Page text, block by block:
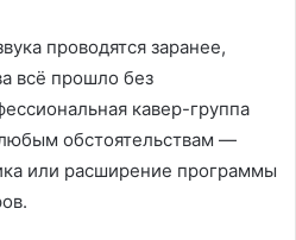
проводятся заранее,
всё прошло без
кавер-группа
обстоятельствам —
или расширение программы